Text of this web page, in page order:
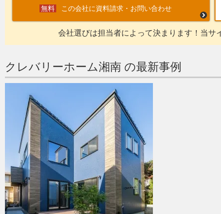
この会社に資料請求・お問い合わせ
会社選びは担当者によって決まります！当サ
クレバリーホーム湘南 の最新事例